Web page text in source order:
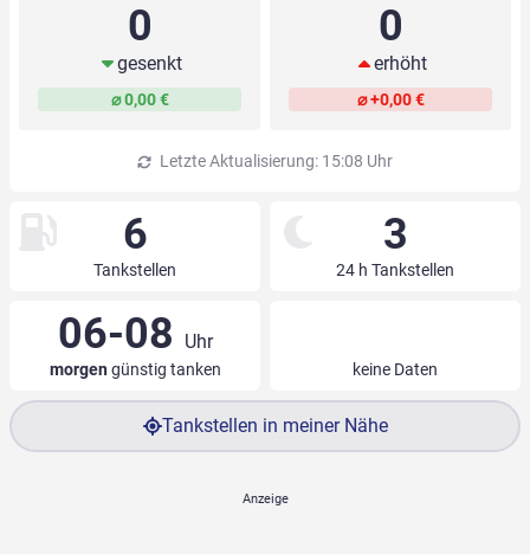
0
gesenkt
⌀ 0,00 €
0
erhöht
⌀ +0,00 €
Letzte Aktualisierung: 15:08 Uhr
6
Tankstellen
3
24 h Tankstellen
06-08 Uhr
morgengünstig tanken keine Daten
Tankstellen in meiner Nähe